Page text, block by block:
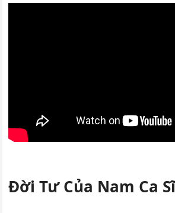
Đời Tư Của Nam Ca